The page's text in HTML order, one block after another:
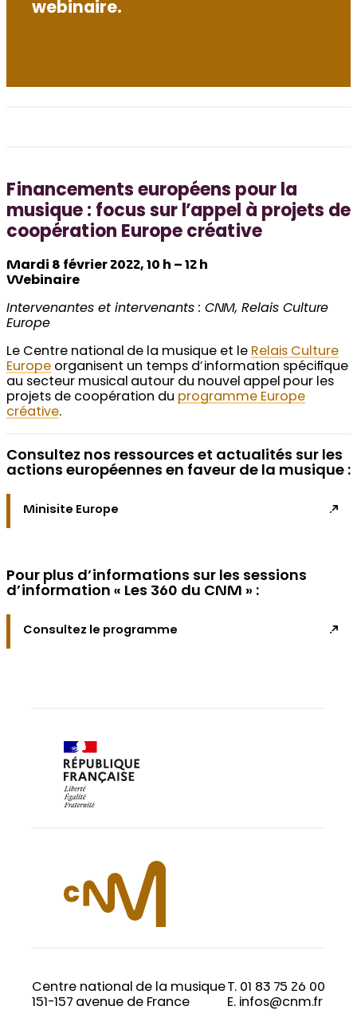
webinaire.
Financements européens pour la
musique : focus sur l’appel à projets de
coopération Europe créative
Mardi 8 février 2022, 10 h – 12 h
Webinaire
Intervenantes et intervenants : CNM, Relais Culture
Europe
Le Centre national de la musique et le Relais Culture
Europe organisent un temps d’information spécifique
au secteur musical autour du nouvel appel pour les
projets de coopération du programme Europe
créative.
Consultez nos ressources et actualités sur les
actions européennes en faveur de la musique :
Minisite Europe
Pour plus d’informations sur les sessions
d’information « Les 360 du CNM » :
Consultez le programme
Centre national de la musique
151-157 avenue de France
T. 01 83 75 26 00
E. infos@cnm.fr